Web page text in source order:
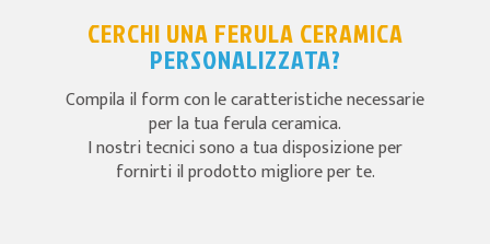
CERCHI UNA FERULA CERAMICA
PERSONALIZZATA?
Compila il form con le caratteristiche necessarie
per la tua ferula ceramica.
I nostri tecnici sono a tua disposizione per
fornirti il prodotto migliore per te.